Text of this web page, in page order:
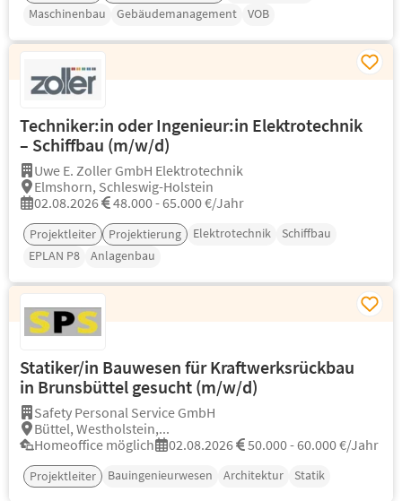
Maschinenbau Gebäudemanagement VOB
Techniker:in oder Ingenieur:in Elektrotechnik
– Schiffbau (m/w/d)
Uwe E. Zoller GmbH Elektrotechnik
Elmshorn, Schleswig-Holstein
02.08.2026
48.000 - 65.000 €/Jahr
Projektleiter Projektierung Elektrotechnik
Schiffbau
EPLAN P8
Anlagenbau
Statiker/in Bauwesen für Kraftwerksrückbau
in Brunsbüttel gesucht (m/w/d)
Safety Personal Service GmbH
Büttel, Westholstein,...
Homeoffice möglich
02.08.2026 50.000 - 60.000 €/Jahr
Projektleiter Bauingenieurwesen Architektur Statik